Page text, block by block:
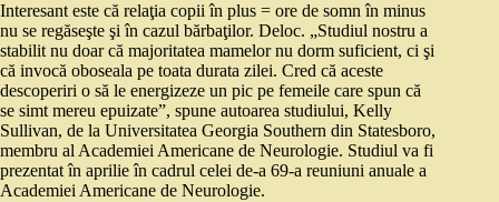
Interesant este că relaţia copii în plus = ore de somn în minus
nu se regăseşte şi în cazul bărbaţilor. Deloc. „Studiul nostru a
stabilit nu doar că majoritatea mamelor nu dorm suficient, ci şi
că invocă oboseala pe toata durata zilei. Cred că aceste
descoperiri o să le energizeze un pic pe femeile care spun că
se simt mereu epuizate”, spune autoarea studiului, Kelly
Sullivan, de la Universitatea Georgia Southern din Statesboro,
membru al Academiei Americane de Neurologie. Studiul va fi
prezentat în aprilie în cadrul celei de-a 69-a reuniuni anuale a
Academiei Americane de Neurologie.